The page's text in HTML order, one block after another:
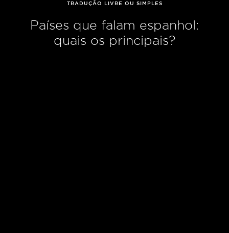
TRADUÇÃO LIVRE OU SIMPLES
Países que falam espanhol:
quais os principais?